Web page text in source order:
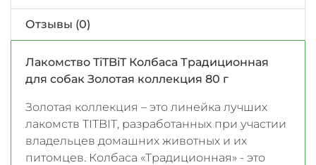
Отзывы (0)
Лакомство TiTBiT Колбаса Традиционная
для собак Золотая коллекция 80 г
Золотая коллекция – это линейка лучших
лакомств TITBIT, разработанных при участии
владельцев домашних животных и их
питомцев. Колбаса «Традиционная» - это